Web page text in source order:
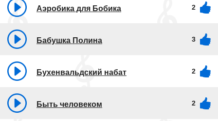
Аэробика для Бобика 2
Бабушка Полина 3
Бухенвальдский набат 2
Быть человеком 2